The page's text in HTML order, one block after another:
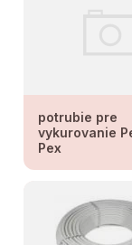
potrubie pre
vykurovanie
Pex